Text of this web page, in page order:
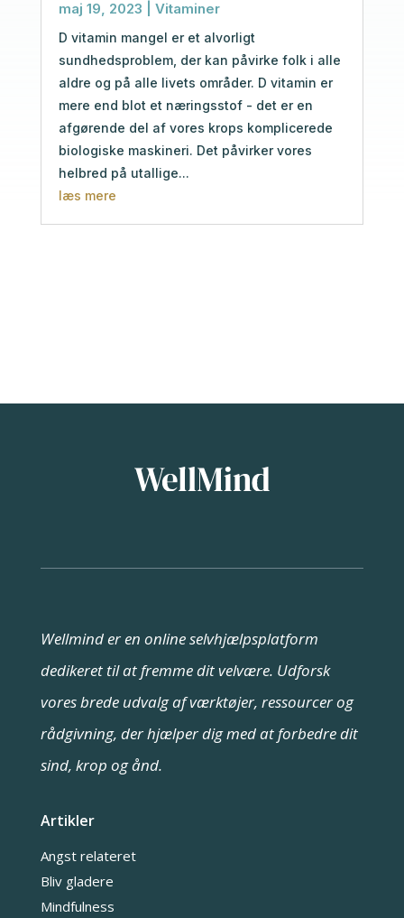
maj 19, 2023 Vitaminer
D vitamin mangel er et alvorligt
sundhedsproblem, der kan påvirke folk i alle
aldre og på alle livets områder. D vitamin er
mere end blot et næringsstof - det er en
afgørende del af vores krops komplicerede
biologiske maskineri. Det påvirker vores
helbred på utallige...
læs mere
Wellmind er en online selvhjælpsplatform
dedikeret til at fremme dit velvære. Udforsk
vores brede udvalg af værktøjer, ressourcer og
rådgivning, der hjælper dig med at forbedre dit
sind, krop og ånd.
Artikler
Angst relateret
Bliv gladere
Mindfulness